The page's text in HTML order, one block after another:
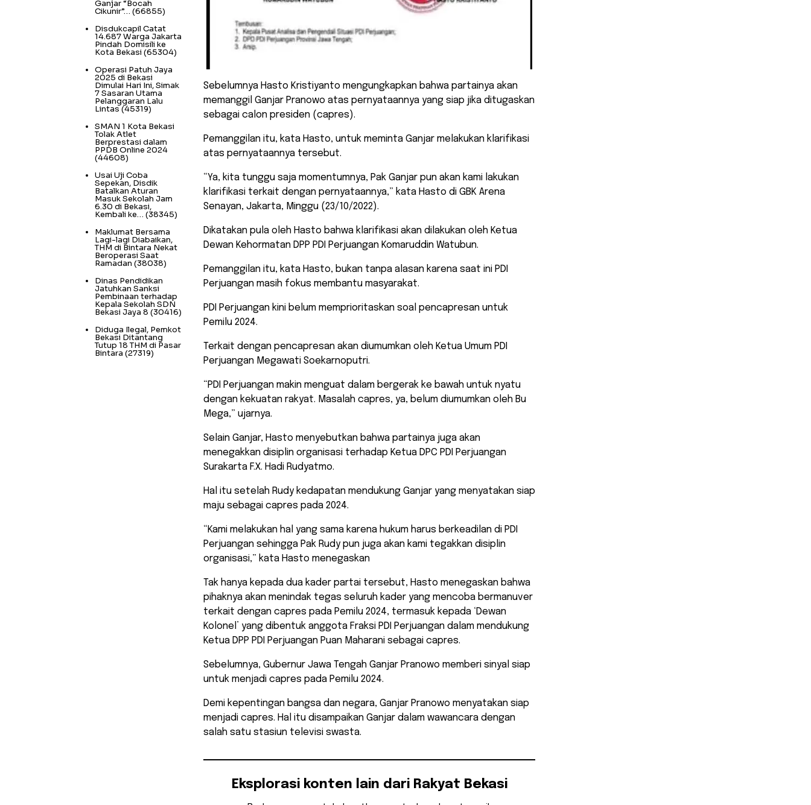
Sebelumnya Hasto Kristiyanto mengungkapkan bahwa partainya akan
memanggil Ganjar Pranowo atas pernyataannya yang siap jika ditugaskan
sebagai calon presiden (capres).
Pemanggilan itu, kata Hasto, untuk meminta Ganjar melakukan klarifikasi
atas pernyataannya tersebut.
“Ya, kita tunggu saja momentumnya, Pak Ganjar pun akan kami lakukan
klarifikasi terkait dengan pernyataannya,” kata Hasto di GBK Arena
Senayan, Jakarta, Minggu (23/10/2022).
Dikatakan pula oleh Hasto bahwa klarifikasi akan dilakukan oleh Ketua
Dewan Kehormatan DPP PDI Perjuangan Komaruddin Watubun.
Pemanggilan itu, kata Hasto, bukan tanpa alasan karena saat ini PDI
Perjuangan masih fokus membantu masyarakat.
PDI Perjuangan kini belum memprioritaskan soal pencapresan untuk
Pemilu 2024.
Terkait dengan pencapresan akan diumumkan oleh Ketua Umum PDI
Perjuangan Megawati Soekarnoputri.
“PDI Perjuangan makin menguat dalam bergerak ke bawah untuk nyatu
dengan kekuatan rakyat. Masalah capres, ya, belum diumumkan oleh Bu
Mega,” ujarnya.
Selain Ganjar, Hasto menyebutkan bahwa partainya juga akan
menegakkan disiplin organisasi terhadap Ketua DPC PDI Perjuangan
Surakarta F.X. Hadi Rudyatmo.
Hal itu setelah Rudy kedapatan mendukung Ganjar yang menyatakan siap
maju sebagai capres pada 2024.
“Kami melakukan hal yang sama karena hukum harus berkeadilan di PDI
Perjuangan sehingga Pak Rudy pun juga akan kami tegakkan disiplin
organisasi,” kata Hasto menegaskan
Tak hanya kepada dua kader partai tersebut, Hasto menegaskan bahwa
pihaknya akan menindak tegas seluruh kader yang mencoba bermanuver
terkait dengan capres pada Pemilu 2024, termasuk kepada ‘Dewan
Kolonel’ yang dibentuk anggota Fraksi PDI Perjuangan dalam mendukung
Ketua DPP PDI Perjuangan Puan Maharani sebagai capres.
Sebelumnya, Gubernur Jawa Tengah Ganjar Pranowo memberi sinyal siap
untuk menjadi capres pada Pemilu 2024.
Demi kepentingan bangsa dan negara, Ganjar Pranowo menyatakan siap
menjadi capres. Hal itu disampaikan Ganjar dalam wawancara dengan
salah satu stasiun televisi swasta.
Eksplorasi konten lain dari Rakyat Bekasi
Ganjar “Bocah
Cikunir”… (66855)
Disdukcapil Catat
14.687 Warga Jakarta
Pindah Domisili ke
Kota Bekasi (65304)
Operasi Patuh Jaya
2025 di Bekasi
Dimulai Hari Ini, Simak
7 Sasaran Utama
Pelanggaran Lalu
Lintas(45319)
SMAN 1 Kota Bekasi
Tolak Atlet
Berprestasi dalam
PPDB Online 2024
(44608)
Usai Uji Coba
Sepekan, Disdik
Batalkan Aturan
Masuk Sekolah Jam
6.30 di Bekasi,
Kembali ke… (38345)
Maklumat Bersama
Lagi-lagi Diabaikan,
THM di Bintara Nekat
Beroperasi Saat
Ramadan (38038)
Dinas Pendidikan
Jatuhkan Sanksi
Pembinaan terhadap
Kepala Sekolah SDN
Bekasi Jaya 8 (30416)
Diduga Ilegal, Pemkot
Bekasi Ditantang
Tutup 18 THM di Pasar
Bintara (27319)